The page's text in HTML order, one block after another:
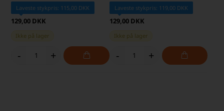
Laveste stykpris: 115,00 DKK
129,00 DKK
Ikke på lager
- +
Laveste stykpris: 119,00 DKK
129,00 DKK
Ikke på lager
- +